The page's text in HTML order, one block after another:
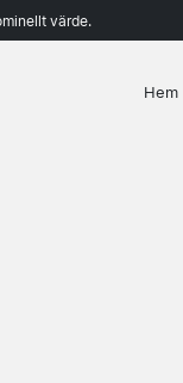
värde.
Hem